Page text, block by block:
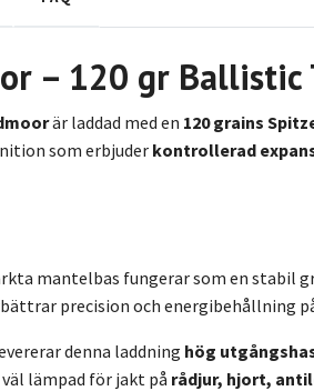
– 120 gr
är laddad med en 120 grains
som erbjuder kontrollerad
mantelbas fungerar som en stabil
precision och energibehållning
denna laddning hög
lämpad för jakt på rådjur, hjort,